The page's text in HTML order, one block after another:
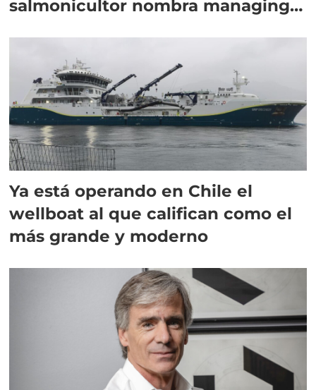
salmonicultor nombra managing
Ya está operando en Chile el
wellboat al que califican como el
más grande y moderno